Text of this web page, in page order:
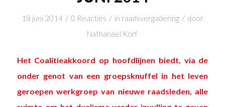
18 juni 2014 / 0 Reacties / in raadsvergadering / door
Nathanael Korf
Het Coalitieakkoord op hoofdlijnen biedt, via de
onder genot van een groepsknuffel in het leven
geroepen werkgroep van nieuwe raadsleden, alle